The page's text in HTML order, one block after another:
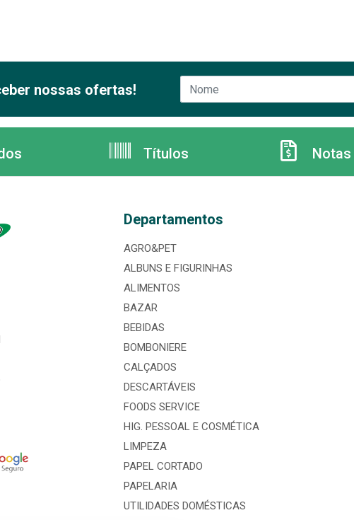
nossas ofertas!
Títulos
Departamentos
AGRO&PET
ALBUNS E FIGURINHAS
ALIMENTOS
BAZAR
BEBIDAS
BOMBONIERE
CALÇADOS
DESCARTÁVEIS
FOODS SERVICE
HIG. PESSOAL E COSMÉTICA
LIMPEZA
PAPEL CORTADO
PAPELARIA
UTILIDADES DOMÉSTICAS